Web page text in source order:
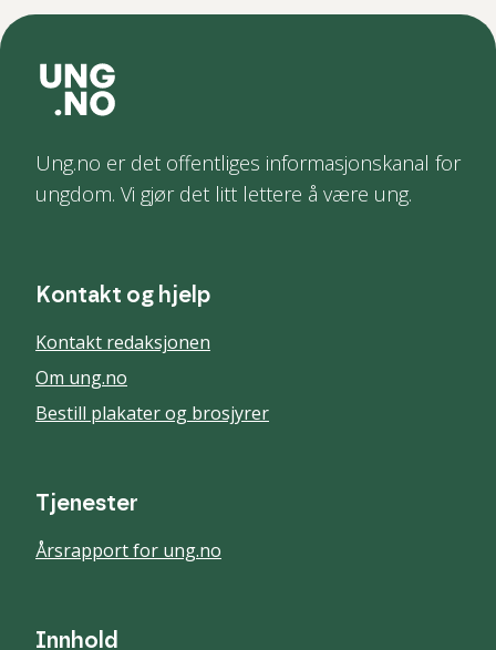
Ung.no er det offentliges informasjonskanal for
ungdom. Vi gjør det litt lettere å være ung.
Kontakt og hjelp
Kontakt redaksjonen
Om ung.no
Bestill plakater og brosjyrer
Tjenester
Årsrapport for ung.no
Innhold